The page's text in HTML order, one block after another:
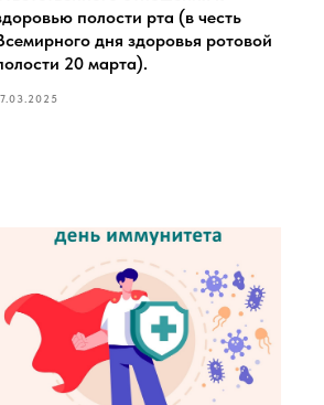
полости рта (в честь
дня здоровья ротовой
20 марта).